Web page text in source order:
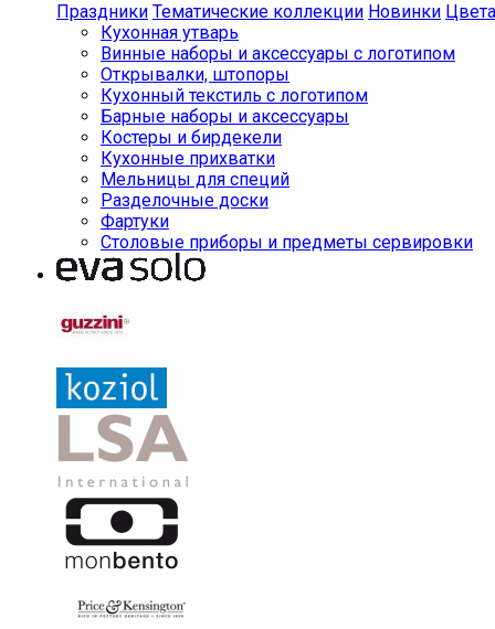
Праздники Тематические коллекции Новинки Цвета
Кухонная утварь
Винные наборы и аксессуары с логотипом
Открывалки, штопоры
Кухонный текстиль с логотипом
Барные наборы и аксессуары
Костеры и бирдекели
Кухонные прихватки
Мельницы для специй
Разделочные доски
Фартуки
Столовые приборы и предметы сервировки